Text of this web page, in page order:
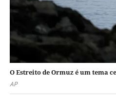
O Estreito de Ormuz é um tema
AP